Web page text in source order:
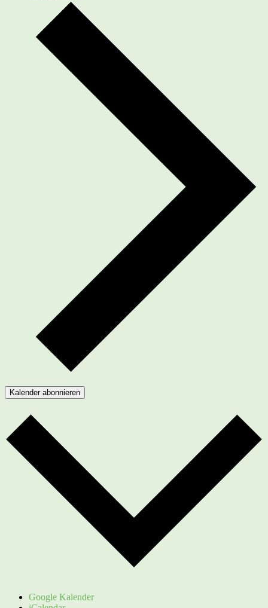
Kalender abonnieren
Google Kalender